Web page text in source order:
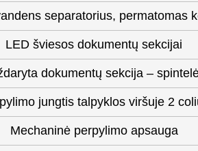
separatorius, permatomas
LED šviesos dokumentų sekcijai
dokumentų sekcija –
jungtis talpyklos viršuje 2
Mechaninė perpylimo apsauga